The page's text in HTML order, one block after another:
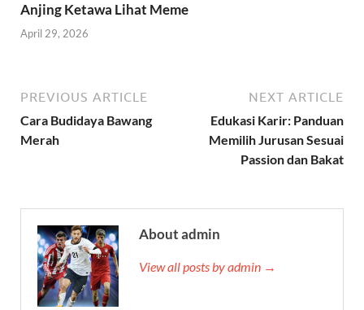
Anjing Ketawa Lihat Meme
April 29, 2026
PREVIOUS ARTICLE
Cara Budidaya Bawang
Merah
NEXT ARTICLE
Edukasi Karir: Panduan
Memilih Jurusan Sesuai
Passion dan Bakat
About admin
View all posts by admin →